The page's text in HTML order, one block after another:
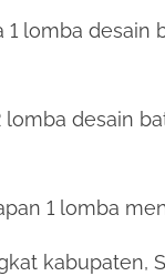
1 lomba desain
lomba desain
1 lomba
kabupaten,